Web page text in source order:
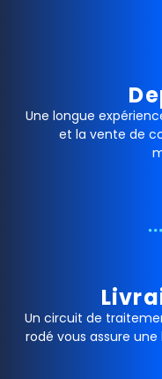
Une longue
et la vente de
Un circuit de
rodé vous assure une